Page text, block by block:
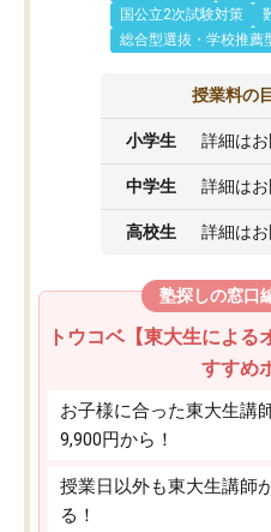
国公立2次試験対策
総合型選抜・学校推薦
授業料の
小学生 詳細は
中学生 詳細は
高校生 詳細は
塾探しの窓口
トウコベ【東大生によ
すすめ
お子様に合った東大生講
9,900円から！
授業日以外も東大生講師
る！